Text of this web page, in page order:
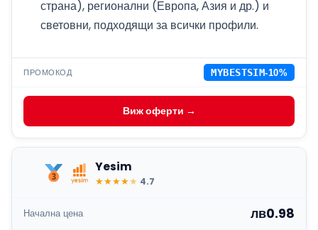
страна), регионални (Европа, Азия и др.) и
световни, подходящи за всички профили.
ПРОМОКОД MYBESTSIM-10%
Виж оферти →
Yesim
★★★★★ 4.7
Начална цена лв0.98